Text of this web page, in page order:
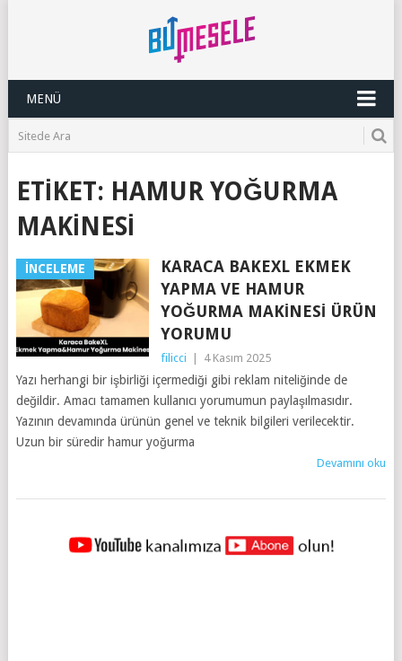
MENÜ
ETIKET: HAMUR YOĞURMA
MAKINESI
İNCELEME
KARACA BAKEXL EKMEK
YAPMA VE HAMUR
YOĞURMA MAKINESI ÜRÜN
YORUMU
filicci 4 Kasım 2025
Yazı herhangi bir işbirliği içermediği gibi reklam niteliğinde de
değildir. Amacı tamamen kullanıcı yorumumun paylaşılmasıdır.
Yazının devamında ürünün genel ve teknik bilgileri verilecektir.
Uzun bir süredir hamur yoğurma
Devamını oku
YAZILAR